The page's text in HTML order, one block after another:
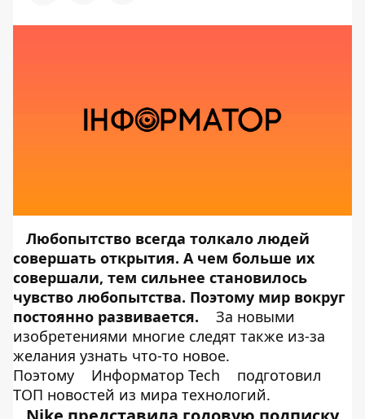
Любопытство всегда толкало людей
совершать открытия. А чем больше их
совершали, тем сильнее становилось
чувство любопытства. Поэтому мир вокруг
постоянно развивается.
За новыми
изобретениями многие следят также из-за
желания узнать что-то новое.
Поэтому
Информатор Tech
подготовил
ТОП новостей из мира технологий.